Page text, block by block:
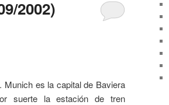
2002)
Munich es la capital de Baviera
suerte la estación de tren